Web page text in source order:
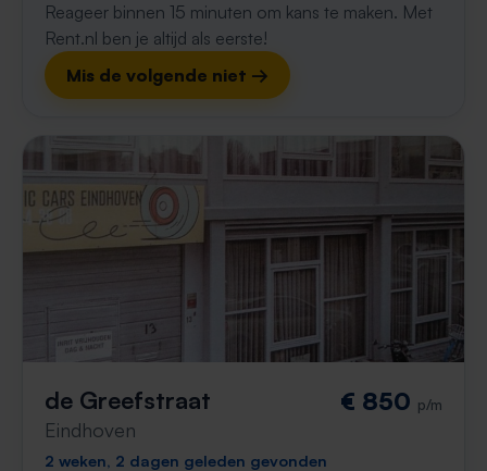
Reageer binnen 15 minuten om kans te maken. Met
Rent.nl ben je altijd als eerste!
Mis de volgende niet →
de Greefstraat
Eindhoven
€ 850 p/m
2 weken, 2 dagen geleden gevonden